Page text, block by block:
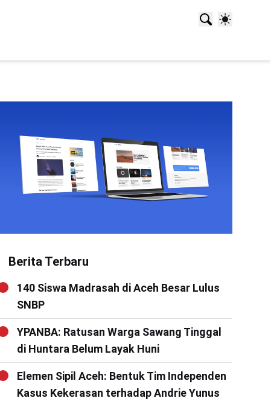
Berita Terbaru
140 Siswa Madrasah di Aceh Besar Lulus
SNBP
YPANBA: Ratusan Warga Sawang Tinggal
di Huntara Belum Layak Huni
Elemen Sipil Aceh: Bentuk Tim Independen
Kasus Kekerasan terhadap Andrie Yunus